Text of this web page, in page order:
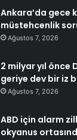
Ankara’da gece
müstehcenlik
Ağustos 7, 2026
2 milyar yıl önce
geriye dev bir iz
Ağustos 7, 2026
ABD için alarm
okyanus